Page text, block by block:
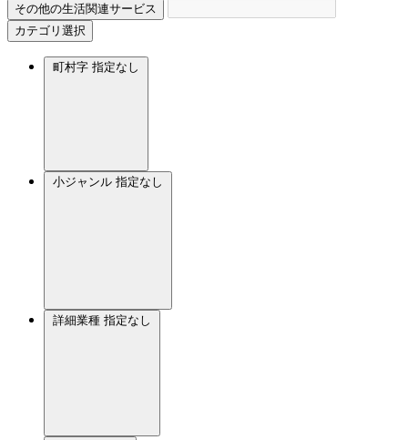
その他の生活関連サービス
カテゴリ選択
町村字 指定なし
小ジャンル 指定なし
詳細業種 指定なし